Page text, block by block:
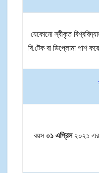
যেকোনো স্বীকৃত
বি.টেক বা ডিপ্লোমা পাশ
বয়স ০১ এপ্রিল২০২১ এর